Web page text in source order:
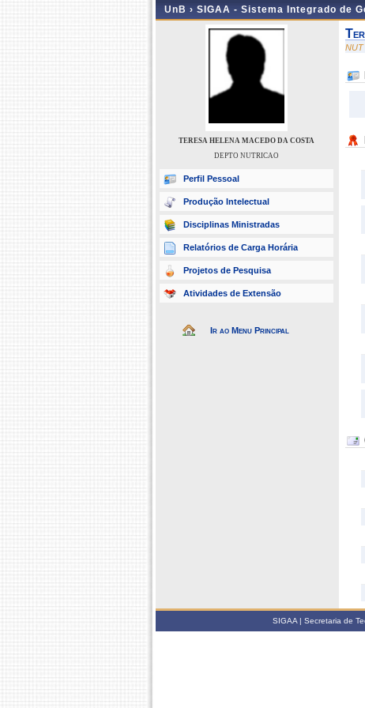
UnB › SIGAA - Sistema Integrado de
TERESA HELENA MACEDO DA COSTA
DEPTO NUTRICAO
Perfil Pessoal
Produção Intelectual
Disciplinas Ministradas
Relatórios de Carga Horária
Projetos de Pesquisa
Atividades de Extensão
Ir ao Menu Principal
NUT
SIGAA | Secretaria de